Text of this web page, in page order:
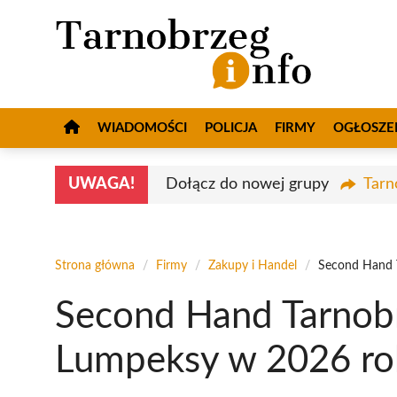
WIADOMOŚCI POLICJA FIRMY
UWAGA! Dołącz do nowej grupy
Strona główna / Firmy / Zakupy i Handel / Second Hand
Second Hand
Lumpeksy w 2026